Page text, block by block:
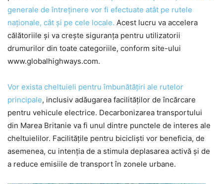
generale de întreținere vor fi efectuate atât pe rutele
naționale, cât și pe cele locale. Acest lucru va accelera
călătoriile și va crește siguranța pentru utilizatorii
drumurilor din toate categoriile, conform site-ului
www.globalhighways.com.
Vor exista cheltuieli pentru îmbunătățiri ale rutelor
principale, inclusiv adăugarea facilităților de încărcare
pentru vehicule electrice. Decarbonizarea transportului
din Marea Britanie va fi unul dintre punctele de interes ale
cheltuielilor. Facilitățile pentru bicicliști vor beneficia, de
asemenea, cu intenția de a stimula deplasarea activă și de
a reduce emisiile de transport în zonele urbane.